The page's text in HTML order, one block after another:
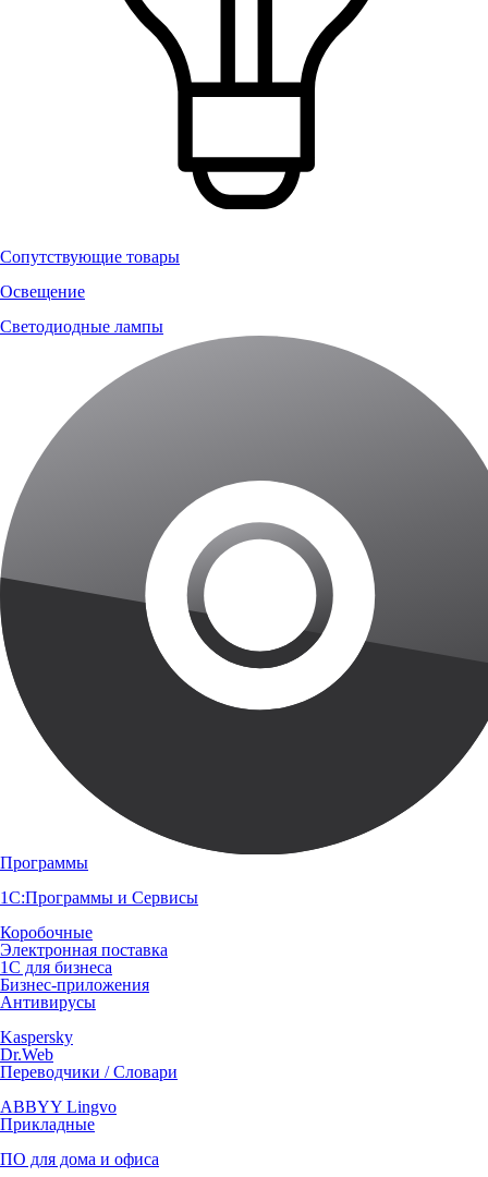
Сопутствующие товары
Освещение
Светодиодные лампы
Программы
1С:Программы и Сервисы
Коробочные
Электронная поставка
1С для бизнеса
Бизнес-приложения
Антивирусы
Kaspersky
Dr.Web
Переводчики / Словари
ABBYY Lingvo
Прикладные
ПО для дома и офиса